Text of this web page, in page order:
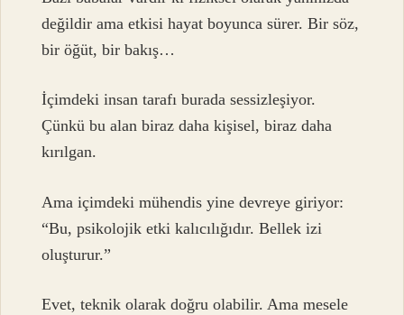
değildir ama etkisi hayat boyunca sürer. Bir söz,
bir öğüt, bir bakış…
İçimdeki insan tarafı burada sessizleşiyor.
Çünkü bu alan biraz daha kişisel, biraz daha
kırılgan.
Ama içimdeki mühendis yine devreye giriyor:
“Bu, psikolojik etki kalıcılığıdır. Bellek izi
oluşturur.”
Evet, teknik olarak doğru olabilir. Ama mesele